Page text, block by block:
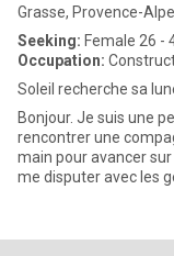
Grasse, Provence-
Seeking: Female 26 -
Occupation:
Soleil recherche sa
Bonjour. Je suis une personne, calme et sincère, qui aimerait
rencontrer une
main pour avancer
me disputer avec les